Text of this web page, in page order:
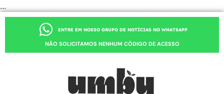
...
ENTRE EM NOSSO GRUPO DE NOTÍCIAS NO WHATSAPP
NÃO SOLICITAMOS NENHUM CÓDIGO DE ACESSO